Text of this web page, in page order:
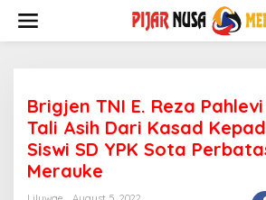
content
Brigjen TNI E. Reza
Tali Asih Dari Kasad
Siswi SD YPK Sota
Merauke